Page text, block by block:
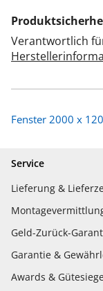
Verantwortlich
Fenster 2000 x
Service
Lieferung &
Geld-Zurück-
Garantie &
Awards &